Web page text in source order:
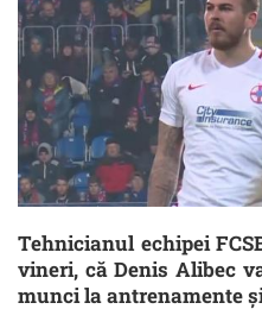
Tehnicianul echipei
vineri, că Denis Alibec
munci la antrenamente